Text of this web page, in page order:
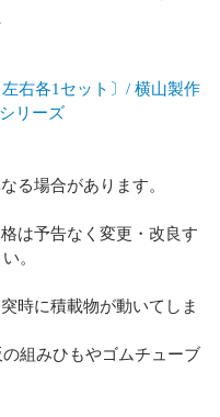
右各1セット〕/ 横山製作
リーズ
る場合があります。
は予告なく変更・改良す
。
時に積載物が動いてしま
組みひもやゴムチューブ